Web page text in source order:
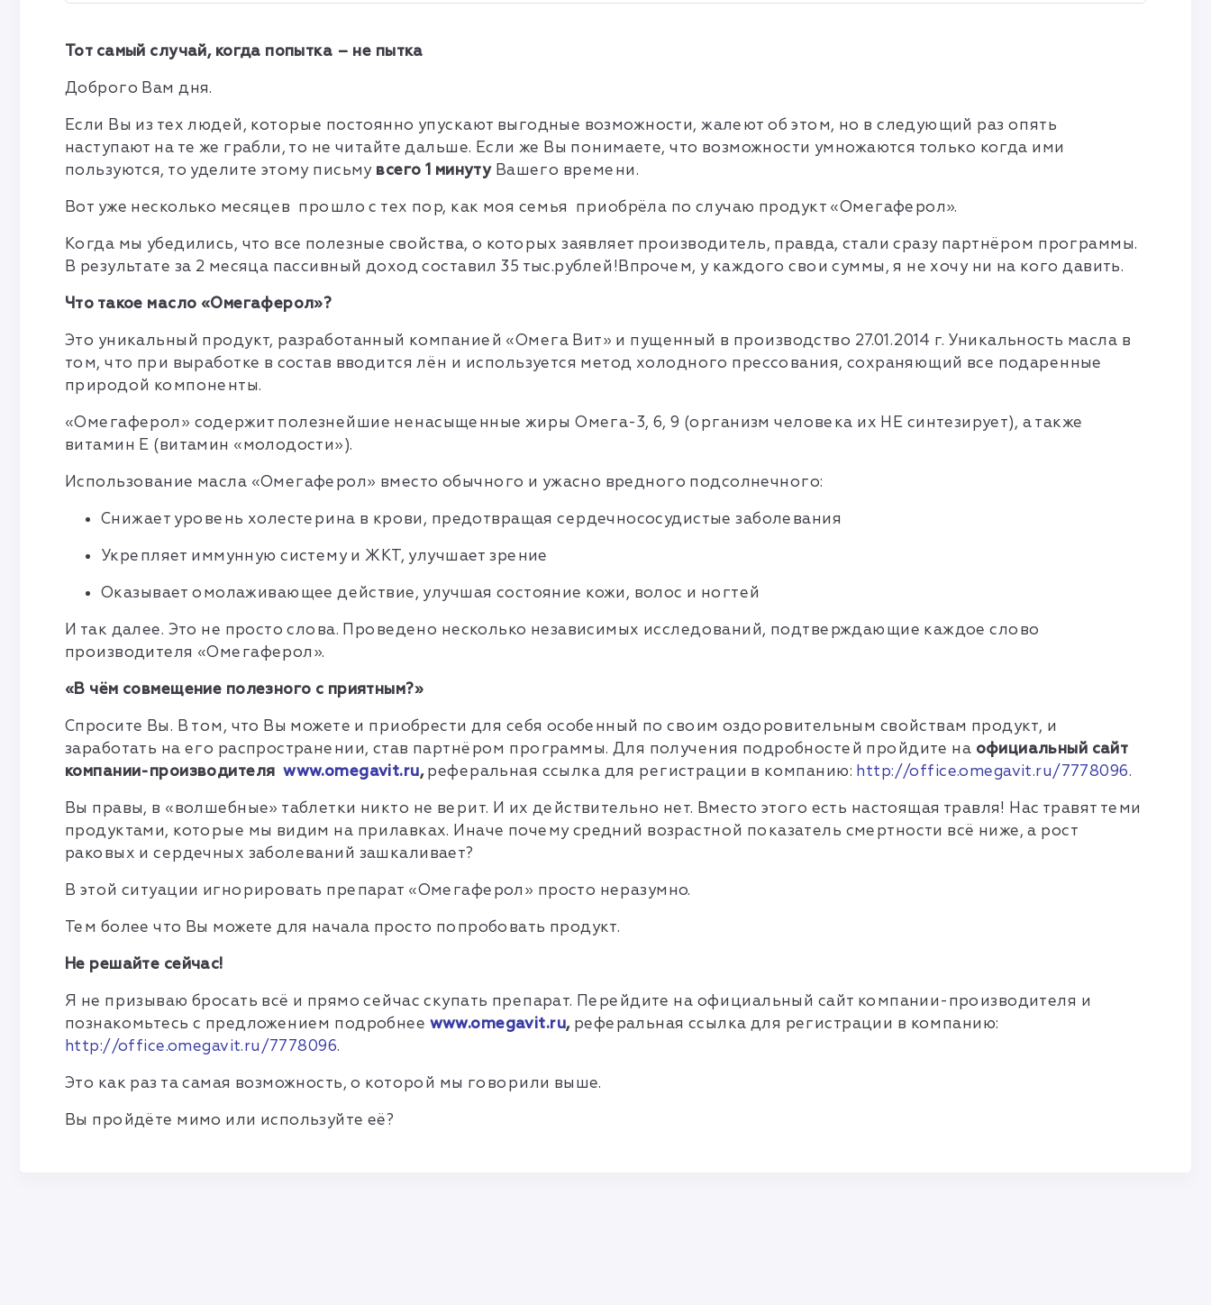
Тот самый случай, когда попытка – не пытка
Доброго Вам дня.
Если Вы из тех людей, которые постоянно упускают выгодные возможности, жалеют об этом, но в следующий раз опять
наступают на те же грабли, то не читайте дальше. Если же Вы понимаете, что возможности умножаются только когда ими
пользуются, то уделите этому письму всего 1 минутуВашего времени.
Вот уже несколько месяцев прошло с тех пор, как моя семья приобрёла по случаю продукт «Омегаферол».
Когда мы убедились, что все полезные свойства, о которых заявляет производитель, правда, стали сразу партнёром программы.
В результате за 2 месяца пассивный доход составил 35 тыс.рублей!Впрочем, у каждого свои суммы, я не хочу ни на кого давить.
Что такое масло «Омегаферол»?
Это уникальный продукт, разработанный компанией «Омега Вит» и пущенный в производство 27.01.2014 г. Уникальность масла в
том, что при выработке в состав вводится лён и используется метод холодного прессования, сохраняющий все подаренные
природой компоненты.
«Омегаферол» содержит полезнейшие ненасыщенные жиры Омега-3, 6, 9 (организм человека их НЕ синтезирует), а также
витамин Е (витамин «молодости»).
Использование масла «Омегаферол» вместо обычного и ужасно вредного подсолнечного:
Снижает уровень холестерина в крови, предотвращая сердечнососудистые заболевания
Укрепляет иммунную систему и ЖКТ, улучшает зрение
Оказывает омолаживающее действие, улучшая состояние кожи, волос и ногтей
И так далее. Это не просто слова. Проведено несколько независимых исследований, подтверждающие каждое слово
производителя «Омегаферол».
«В чём совмещение полезного с приятным?»
Спросите Вы. В том, что Вы можете и приобрести для себя особенный по своим оздоровительным свойствам продукт, и
заработать на его распространении, став партнёром программы. Для получения подробностей пройдите на официальный сайт
компании-производителяwww.omegavit.ru,реферальная ссылка для регистрации в компанию: http://office.omegavit.ru/7778096.
Вы правы, в «волшебные» таблетки никто не верит. И их действительно нет. Вместо этого есть настоящая травля! Нас травят теми
продуктами, которые мы видим на прилавках. Иначе почему средний возрастной показатель смертности всё ниже, а рост
раковых и сердечных заболеваний зашкаливает?
В этой ситуации игнорировать препарат «Омегаферол» просто неразумно.
Тем более что Вы можете для начала просто попробовать продукт.
Не решайте сейчас!
Я не призываю бросать всё и прямо сейчас скупать препарат. Перейдите на официальный сайт компании-производителя и
познакомьтесь с предложением подробнее www.omegavit.ru,реферальная ссылка для регистрации в компанию:
http://office.omegavit.ru/7778096.
Это как раз та самая возможность, о которой мы говорили выше.
Вы пройдёте мимо или используйте её?